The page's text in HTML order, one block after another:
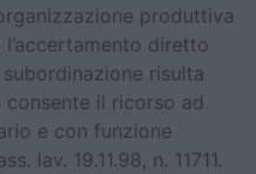
produttiva
l’accertamento diretto
subordinazione risulta
il ricorso ad
e con funzione
lav. 19.11.98, n. 11711.